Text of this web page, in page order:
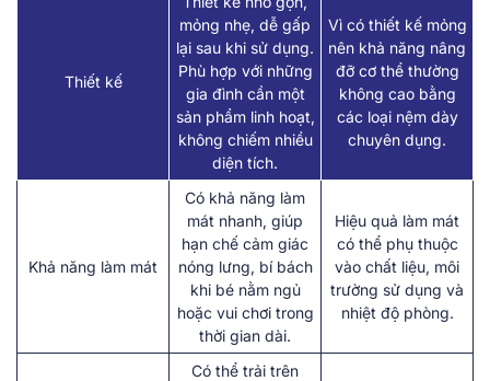
Thiết kế
mỏng nhẹ, dễ gấp
lại sau khi sử dụng.
Phù hợp với những
gia đình cần một
sản phẩm linh hoạt,
không chiếm nhiều
diện tích.
Vì có thiết kế mỏng
nên khả năng nâng
đỡ cơ thể thường
không cao bằng
các loại nệm dày
chuyên dụng.
Khả năng làm mát
Có khả năng làm
mát nhanh, giúp
hạn chế cảm giác
nóng lưng, bí bách
khi bé nằm ngủ
hoặc vui chơi trong
thời gian dài.
Hiệu quả làm mát
có thể phụ thuộc
vào chất liệu, môi
trường sử dụng và
nhiệt độ phòng.
Có thể trải trên